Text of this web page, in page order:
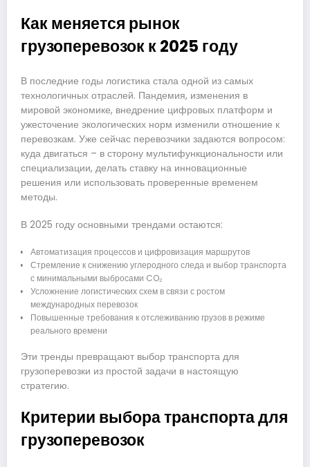
Как меняется рынок
грузоперевозок к 2025 году
В последние годы логистика стала одной из самых
технологичных отраслей. Пандемия, изменения в
мировой экономике, внедрение цифровых платформ и
ужесточение экологических норм изменили отношение к
перевозкам. Уже сейчас перевозчики задаются вопросом:
куда двигаться – в сторону мультифункциональности или
специализации, делать ставку на инновационные
решения или использовать проверенные временем
методы.
В 2025 году основными трендами остаются:
Автоматизация процессов и цифровизация маршрутов
Стремление к снижению углеродного следа и выбор транспорта
с минимальными выбросами CO₂
Усложнение логистических схем в связи с ростом
международных перевозок
Повышенные требования к отслеживанию грузов в режиме
реального времени
Эти тренды превращают выбор транспорта для
грузоперевозки из простой задачи в настоящую
стратегию.
Критерии выбора транспорта для
грузоперевозок